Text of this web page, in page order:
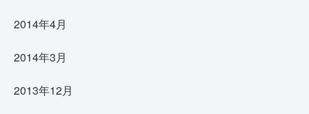
2014年4月
2014年3月
2013年12月